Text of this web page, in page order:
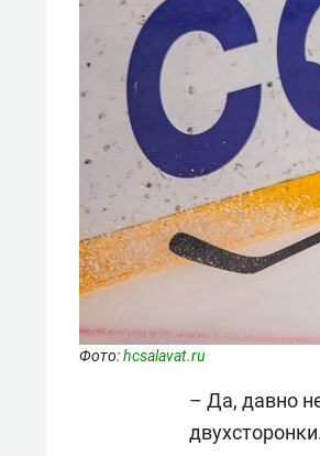
Фото:hcsalavat.ru
– Да, давно